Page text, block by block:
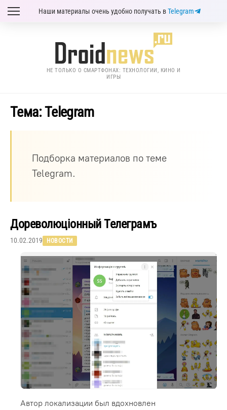
Наши материалы очень удобно получать вTelegram
НЕ ТОЛЬКО О СМАРТФОНАХ: ТЕХНОЛОГИИ, КИНО И
ИГРЫ
Тема: Telegram
Подборка материалов по теме
Telegram.
Дореволюцiонный Телеграмъ
10.02.2019 НОВОСТИ
Автор локализации был вдохновлен